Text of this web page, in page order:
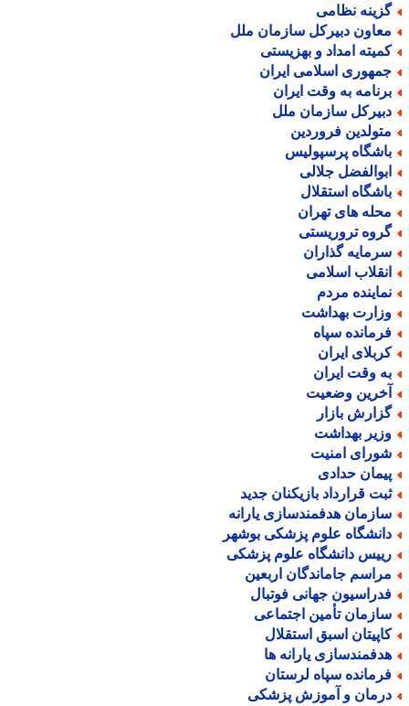
نظامی
دبیرکل سازمان ملل
امداد و بهزیستی
اسلامی ایران
به وقت ایران
سازمان ملل
فروردین
پرسپولیس
جلالی
استقلال
های تهران
تروریستی
گذاران
اسلامی
مردم
بهداشت
سپاه
ایران
وقت ایران
وضعیت
بازار
بهداشت
امنیت
حدادی
قرارداد بازیکنان جدید
هدفمندسازی یارانه
علوم پزشکی بوشهر
دانشگاه علوم پزشکی
جاماندگان اربعین
جهانی فوتبال
تأمین اجتماعی
اسبق استقلال
یارانه ها
سپاه لرستان
و آموزش پزشکی